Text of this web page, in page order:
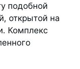
подобной
открытой на
Комплекс